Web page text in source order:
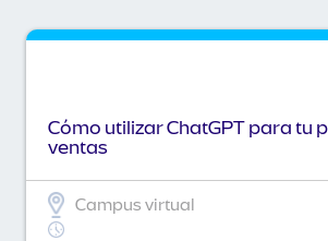
Cómo utilizar ChatGPT para tu
ventas
Campus virtual